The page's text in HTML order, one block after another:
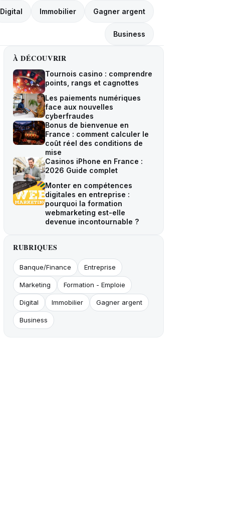
Digital Immobilier Gagner argent
Business
À DÉCOUVRIR
Tournois casino : comprendre
points, rangs et cagnottes
Les paiements numériques
face aux nouvelles
cyberfraudes
Bonus de bienvenue en
France : comment calculer le
coût réel des conditions de
mise
Casinos iPhone en France :
2026 Guide complet
Monter en compétences
digitales en entreprise :
pourquoi la formation
webmarketing est-elle
devenue incontournable ?
RUBRIQUES
Banque/Finance Entreprise
Marketing Formation - Emploie
Digital Immobilier Gagner argent
Business